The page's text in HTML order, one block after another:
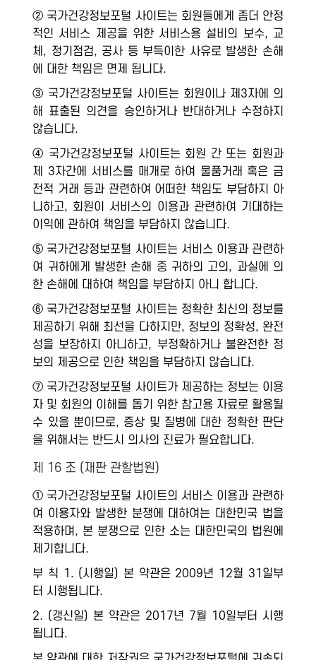
② 국가건강정보포털 사이트는 회원들에게 좀더 안정
적인 서비스 제공을 위한 서비스용 설비의 보수, 교
체, 정기점검, 공사 등 부득이한 사유로 발생한 손해
에 대한 책임은 면제 됩니다.
③ 국가건강정보포털 사이트는 회원이나 제3자에 의
해 표출된 의견을 승인하거나 반대하거나 수정하지
않습니다.
④ 국가건강정보포털 사이트는 회원 간 또는 회원과
제 3자간에 서비스를 매개로 하여 물품거래 혹은 금
전적 거래 등과 관련하여 어떠한 책임도 부담하지 아
니하고, 회원이 서비스의 이용과 관련하여 기대하는
이익에 관하여 책임을 부담하지 않습니다.
⑤ 국가건강정보포털 사이트는 서비스 이용과 관련하
여 귀하에게 발생한 손해 중 귀하의 고의, 과실에 의
한 손해에 대하여 책임을 부담하지 아니 합니다.
⑥ 국가건강정보포털 사이트는 정확한 최신의 정보를
제공하기 위해 최선을 다하지만, 정보의 정확성, 완전
성을 보장하지 아니하고, 부정확하거나 불완전한 정
보의 제공으로 인한 책임을 부담하지 않습니다.
⑦ 국가건강정보포털 사이트가 제공하는 정보는 이용
자 및 회원의 이해를 돕기 위한 참고용 자료로 활용될
수 있을 뿐이므로, 증상 및 질병에 대한 정확한 판단
을 위해서는 반드시 의사의 진료가 필요합니다.
제 16 조 (재판 관할법원)
① 국가건강정보포털 사이트의 서비스 이용과 관련하
여 이용자와 발생한 분쟁에 대하여는 대한민국 법을
적용하며, 본 분쟁으로 인한 소는 대한민국의 법원에
제기합니다.
부 칙 1. (시행일) 본 약관은 2009년 12월 31일부
터 시행됩니다.
2. (갱신일) 본 약관은 2017년 7월 10일부터 시행
됩니다.